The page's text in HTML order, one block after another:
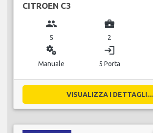
CITROEN C3
group
5
business_center
2
miscellaneous_services
Manuale
login
5 Porta
VISUALIZZA I DETTAGLI...